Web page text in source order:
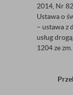
2014, Nr
Ustawa o
– ustawa z
usług
1204 ze zm.